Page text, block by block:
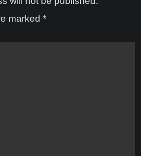
marked *